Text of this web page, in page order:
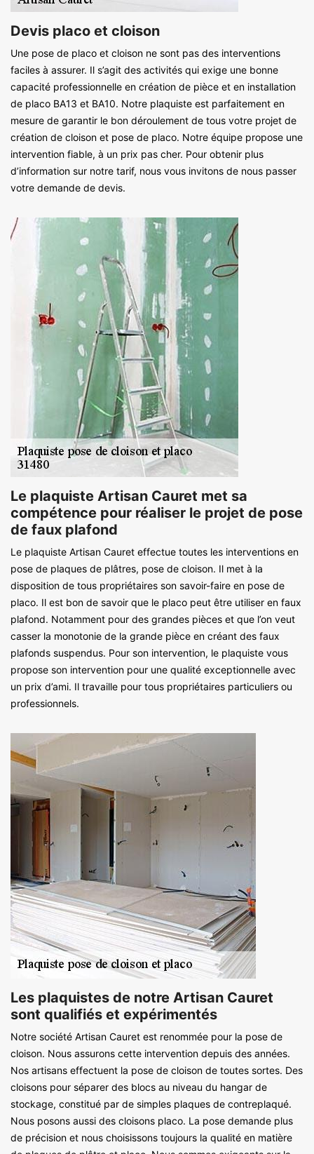
Devis placo et cloison
Une pose de placo et cloison ne sont pas des interventions
faciles à assurer. Il s’agit des activités qui exige une bonne
capacité professionnelle en création de pièce et en installation
de placo BA13 et BA10. Notre plaquiste est parfaitement en
mesure de garantir le bon déroulement de tous votre projet de
création de cloison et pose de placo. Notre équipe propose une
intervention fiable, à un prix pas cher. Pour obtenir plus
d’information sur notre tarif, nous vous invitons de nous passer
votre demande de devis.
Le plaquiste Artisan Cauret met sa
compétence pour réaliser le projet de pose
de faux plafond
Le plaquiste Artisan Cauret effectue toutes les interventions en
pose de plaques de plâtres, pose de cloison. Il met à la
disposition de tous propriétaires son savoir-faire en pose de
placo. Il est bon de savoir que le placo peut être utiliser en faux
plafond. Notamment pour des grandes pièces et que l’on veut
casser la monotonie de la grande pièce en créant des faux
plafonds suspendus. Pour son intervention, le plaquiste vous
propose son intervention pour une qualité exceptionnelle avec
un prix d’ami. Il travaille pour tous propriétaires particuliers ou
professionnels.
Les plaquistes de notre Artisan Cauret
sont qualifiés et expérimentés
Notre société Artisan Cauret est renommée pour la pose de
cloison. Nous assurons cette intervention depuis des années.
Nos artisans effectuent la pose de cloison de toutes sortes. Des
cloisons pour séparer des blocs au niveau du hangar de
stockage, constitué par de simples plaques de contreplaqué.
Nous posons aussi des cloisons placo. La pose demande plus
de précision et nous choisissons toujours la qualité en matière